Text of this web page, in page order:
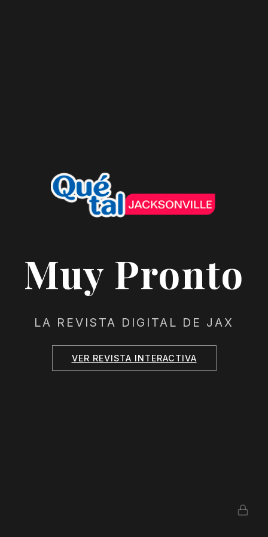
Muy Pronto
LA REVISTA DIGITAL DE JAX
VER REVISTA INTERACTIVA